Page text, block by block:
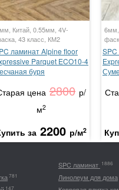
Китай, 0.55мм, 4V-
43 класс, КМ2
ламинат Alpine floor
Parquet ECO10-4
буря
цена 2800 р/
м2
за 2200 р/м2
6мм,
SPC ламинат 1886
781 Линолеум для дома
147